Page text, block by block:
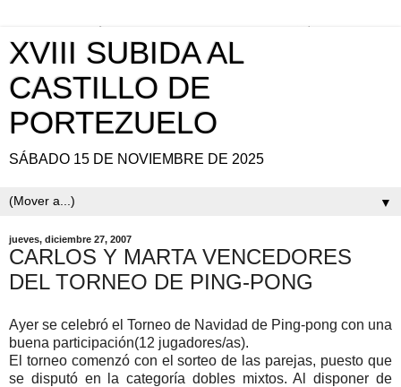
XVIII SUBIDA AL
CASTILLO DE
PORTEZUELO
SÁBADO 15 DE NOVIEMBRE DE 2025
▼
jueves, diciembre 27, 2007
CARLOS Y MARTA VENCEDORES
DEL TORNEO DE PING-PONG
Ayer se celebró el Torneo de Navidad de Ping-pong con una
buena participación(12 jugadores/as).
El torneo comenzó con el sorteo de las parejas, puesto que
se disputó en la categoría dobles mixtos. Al disponer de